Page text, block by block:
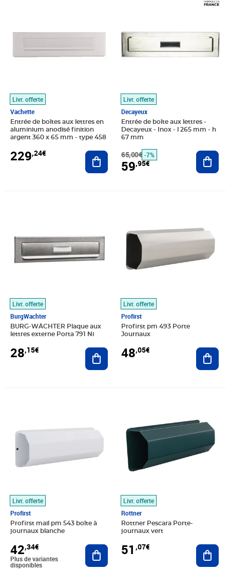
Livr. offerte
Vachette
Entrée de boîtes aux lettres en
aluminium anodisé finition
argent 360 x 65 mm - type 458
229,24€ Ajouter au panier
Livr. offerte
Decayeux
Entrée de boîte aux lettres -
Decayeux - Inox - l 265 mm - h
67 mm
65,00€ -7%
59,95€
Livr. offerte
BurgWachter
BURG-WÄCHTER Plaque aux
lettres externe Porta 791 Ni
28,15€ Ajouter au panier
Livr. offerte
Profirst
Profirst pm 493 Porte
Journaux
48,05€
Livr. offerte
Profirst
Profirst mail pm 543 boîte à
journaux blanche
42,34€
Plus de variantes
disponibles
Ajouter au panier
Livr. offerte
Rottner
Rottner Pescara Porte-
journaux vert
51 ,07€